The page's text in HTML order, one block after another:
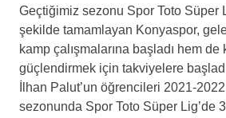
Geçtiğimiz sezonu Spor Toto Süper
şekilde tamamlayan Konyaspor,
kamp çalışmalarına başladı hem de
güçlendirmek için takviyelere
İlhan Palut’un öğrencileri 2021-
sezonunda Spor Toto Süper Lig’de